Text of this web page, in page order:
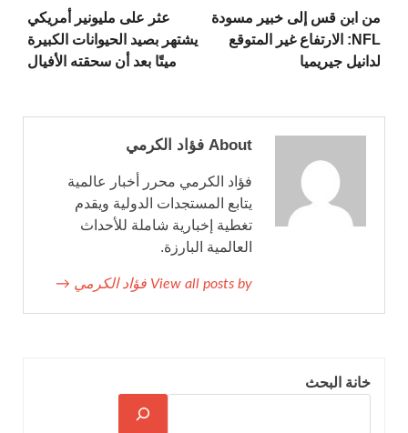
من ابن قس إلى خبير مسودة
NFL: الارتفاع غير المتوقع
لدانيل جيريميا
عثر على مليونير أمريكي
يشتهر بصيد الحيوانات الكبيرة
ميتًا بعد أن سحقته الأفيال
About فؤاد الكرمي
فؤاد الكرمي محرر أخبار عالمية
يتابع المستجدات الدولية ويقدم
تغطية إخبارية شاملة للأحداث
العالمية البارزة.
View all posts by فؤاد الكرمي →
خانة البحث